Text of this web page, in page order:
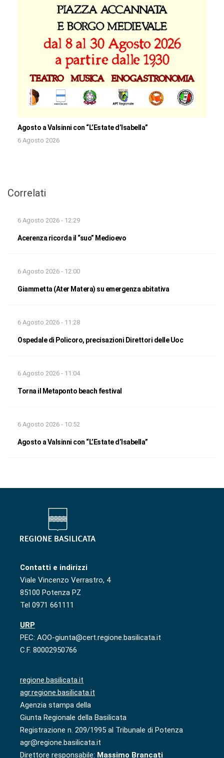
Agosto a Valsinni con “L’Estate d’Isabella”
6 Agosto 2026
Correlati
6 Agosto 2026 - 12:29
Acerenza ricorda il “suo” Medioevo
6 Agosto 2026 - 12:00
Giammetta (Ater Matera) su emergenza abitativa
6 Agosto 2026 - 11:28
Ospedale di Policoro, precisazioni Direttori delle Uoc
6 Agosto 2026 - 11:04
Torna il Metaponto beach festival
6 Agosto 2026 - 10:52
Agosto a Valsinni con “L’Estate d’Isabella”
Contatti e indirizzi
Viale Vincenzo Verrastro, 4
85100 Potenza PZ
Tel 0971 661111
URP
PEC: AOO-giunta@cert.regione.basilicata.it
C.F. 80002950766
regione.basilicata.it
agr.regione.basilicata.it
Agenzia stampa della
Giunta Regionale della Basilicata
Registrazione n. 209/1995 al Tribunale di Potenza
agr@regione.basilicata.it
Direttore responsabile: Massimo Brancati